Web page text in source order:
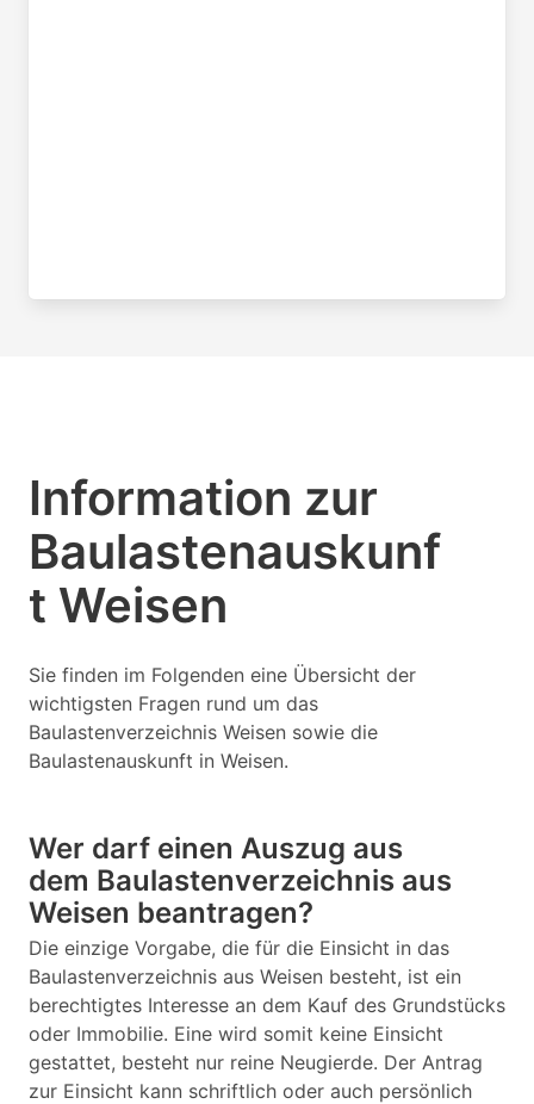
Information zur
Baulastenauskunf
t Weisen
Sie finden im Folgenden eine Übersicht der
wichtigsten Fragen rund um das
Baulastenverzeichnis Weisen sowie die
Baulastenauskunft in Weisen.
Wer darf einen Auszug aus
dem Baulastenverzeichnis aus
Weisen beantragen?
Die einzige Vorgabe, die für die Einsicht in das
Baulastenverzeichnis aus Weisen besteht, ist ein
berechtigtes Interesse an dem Kauf des Grundstücks
oder Immobilie. Eine wird somit keine Einsicht
gestattet, besteht nur reine Neugierde. Der Antrag
zur Einsicht kann schriftlich oder auch persönlich